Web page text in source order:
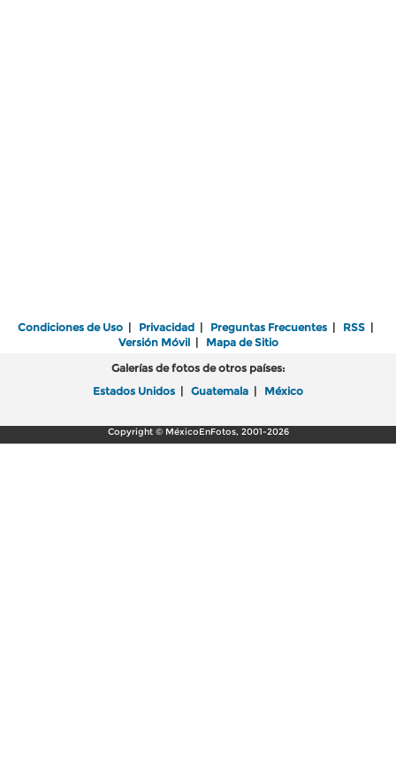
Condiciones de Uso | Privacidad | Preguntas Frecuentes | RSS |
Versión Móvil| Mapa de Sitio
Galerías de fotos de otros países:
Estados Unidos | Guatemala | México
Copyright © MéxicoEnFotos, 2001-2026